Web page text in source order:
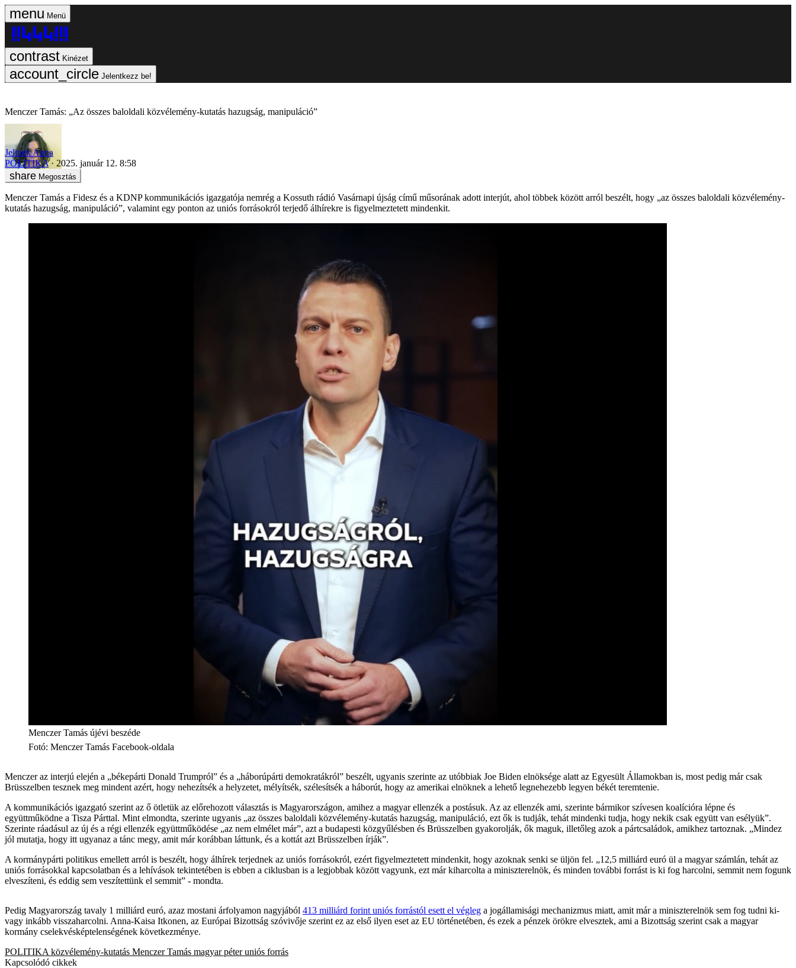
Menü
Kinézet
Jelentkezz be!
Menczer Tamás: „Az összes baloldali közvélemény-kutatás hazugság, manipuláció”
Jelinek Anna
POLITIKA
2025. január 12. 8:58
Megosztás
Menczer Tamás a Fidesz és a KDNP kommunikációs igazgatója nemrég a Kossuth rádió Vasárnapi újság című műsorának adott interjút, ahol többek között arról beszélt, hogy „az összes baloldali közvélemény-
kutatás hazugság, manipuláció”, valamint egy ponton az uniós forrásokról terjedő álhírekre is figyelmeztetett mindenkit.
Menczer Tamás újévi beszéde
Fotó: Menczer Tamás Facebook-oldala
Menczer az interjú elején a „békepárti Donald Trumpról” és a „háborúpárti demokratákról” beszélt, ugyanis szerinte az utóbbiak Joe Biden elnöksége alatt az Egyesült Államokban is, most pedig már csak
Brüsszelben tesznek meg mindent azért, hogy nehezítsék a helyzetet, mélyítsék, szélesítsék a háborút, hogy az amerikai elnöknek a lehető legnehezebb legyen békét teremtenie.
A kommunikációs igazgató szerint az ő ötletük az előrehozott választás is Magyarországon, amihez a magyar ellenzék a postásuk. Az az ellenzék ami, szerinte bármikor szívesen koalícióra lépne és
együttműködne a Tisza Párttal. Mint elmondta, szerinte ugyanis „az összes baloldali közvélemény-kutatás hazugság, manipuláció, ezt ők is tudják, tehát mindenki tudja, hogy nekik csak együtt van esélyük”.
Szerinte ráadásul az új és a régi ellenzék együttműködése „az nem elmélet már”, azt a budapesti közgyűlésben és Brüsszelben gyakorolják, ők maguk, illetőleg azok a pártcsaládok, amikhez tartoznak. „Mindez
jól mutatja, hogy itt ugyanaz a tánc megy, amit már korábban láttunk, és a kottát azt Brüsszelben írják”.
A kormánypárti politikus emellett arról is beszélt, hogy álhírek terjednek az uniós forrásokról, ezért figyelmeztetett mindenkit, hogy azoknak senki se üljön fel. „12,5 milliárd euró ül a magyar számlán, tehát az
uniós forrásokkal kapcsolatban és a lehívások tekintetében is ebben a ciklusban is a legjobbak között vagyunk, ezt már kiharcolta a miniszterelnök, és minden további forrást is ki fog harcolni, semmit nem fogunk
elveszíteni, és eddig sem veszítettünk el semmit” - mondta.
Pedig Magyarország tavaly 1 milliárd euró, azaz mostani árfolyamon nagyjából 413 milliárd forint uniós forrástól esett el végleg a jogállamisági mechanizmus miatt, amit már a miniszterelnök sem fog tudni ki-
vagy inkább visszaharcolni. Anna-Kaisa Itkonen, az Európai Bizottság szóvivője szerint ez az első ilyen eset az EU történetében, és ezek a pénzek örökre elvesztek, ami a Bizottság szerint csak a magyar
kormány cselekvésképtelenségének következménye.
POLITIKA közvélemény-kutatás Menczer Tamás magyar péter uniós forrás
Kapcsolódó cikkek